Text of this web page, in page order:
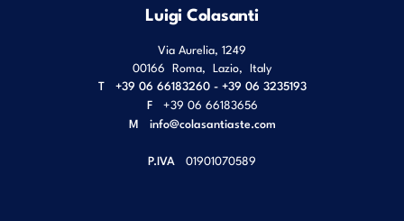
Luigi Colasanti
Via Aurelia, 1249
00166 Roma, Lazio, Italy
T
+39 06 66183260 - +39 06 3235193
F
+39 06 66183656
M info@colasantiaste.com
P.IVA 01901070589